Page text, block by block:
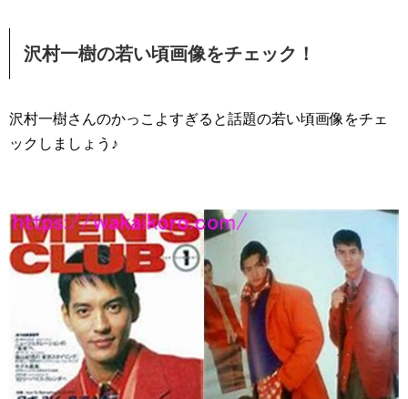
沢村一樹の若い頃画像をチェック！
沢村一樹さんのかっこよすぎると話題の若い頃画像をチェ
ックしましょう♪